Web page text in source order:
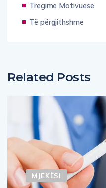
Tregime Motivuese
Të përgjithshme
Related Posts
MJEKËSI